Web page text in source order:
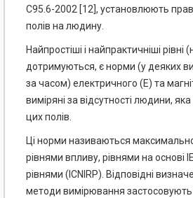
С95.6-2002 [12], установлюють
полів на людину.
Найпростіші і найпрактичніші рівні
дотримуються, є норми (у деяких
за часом) електричного (Е) та
виміряні за відсутності людини,
цих полів.
Ці норми називаються
рівнями впливу, рівнями на основі
рівнями (ICNIRP). Відповідні
методи вимірювання застосовують